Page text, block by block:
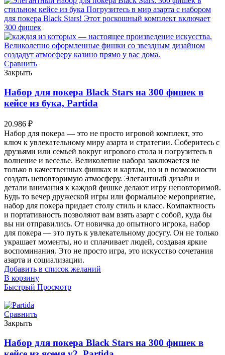
Сравнить
Закрыть
Набор для покера Black Stars на 300 фишек в
кейсе из бука, Partida
20.986 ₽
Набор для покера — это не просто игровой комплект, это
ключ к увлекательному миру азарта и стратегии. Соберитесь с
друзьями или семьей вокруг игрового стола и погрузитесь в
волнение и веселье. Великолепие набора заключается не
только в качественных фишках и картам, но и в возможности
создать неповторимую атмосферу. Элегантный дизайн и
детали внимания к каждой фишке делают игру неповторимой.
Будь то вечер дружеской игры или формальное мероприятие,
набор для покера придает столу стиль и класс. Компактность
и портативность позволяют вам взять азарт с собой, куда бы
вы ни отправились. От новичка до опытного игрока, набор
для покера — это путь к увлекательному досугу. Он не только
украшает моменты, но и сплачивает людей, создавая яркие
воспоминания. Это не просто игра, это искусство сочетания
азарта и социализации.
Добавить в список желаний
В корзину
Быстрый Просмотр
Сравнить
Закрыть
Набор для покера Black Stars на 300 фишек в